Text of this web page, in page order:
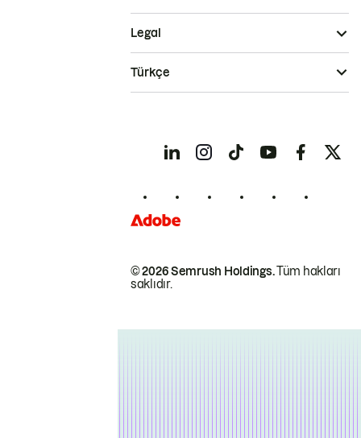
© 2026 Semrush Holdings.Tüm hakları
saklıdır.
Legal
Türkçe